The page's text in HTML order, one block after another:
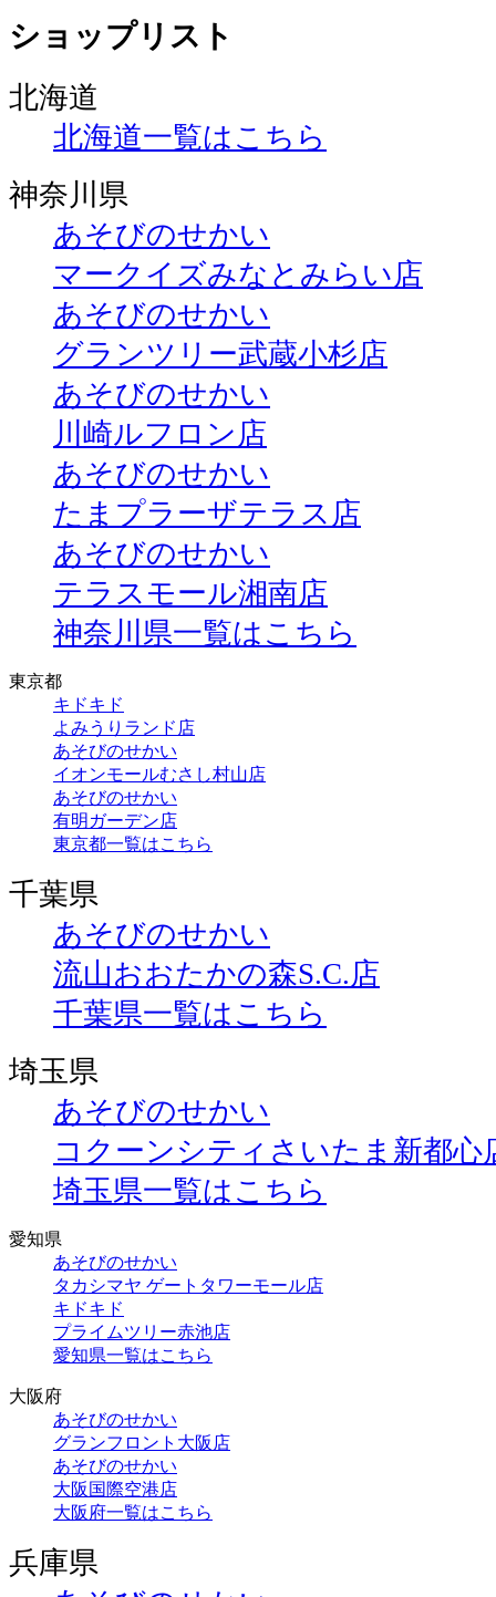
ショップリスト
北海道
北海道一覧はこちら
神奈川県
あそびのせかい
マークイズみなとみらい店
あそびのせかい
グランツリー武蔵小杉店
あそびのせかい
川崎ルフロン店
あそびのせかい
たまプラーザテラス店
あそびのせかい
テラスモール湘南店
神奈川県一覧はこちら
東京都
キドキド
よみうりランド店
あそびのせかい
イオンモールむさし村山店
あそびのせかい
有明ガーデン店
東京都一覧はこちら
千葉県
あそびのせかい
流山おおたかの森S.C.店
千葉県一覧はこちら
埼玉県
あそびのせかい
コクーンシティさいたま新都心
埼玉県一覧はこちら
愛知県
あそびのせかい
タカシマヤ ゲートタワーモール店
キドキド
プライムツリー赤池店
愛知県一覧はこちら
大阪府
あそびのせかい
グランフロント大阪店
あそびのせかい
大阪国際空港店
大阪府一覧はこちら
兵庫県